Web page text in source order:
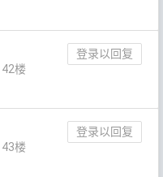
登录以回复
楼
登录以回复
楼